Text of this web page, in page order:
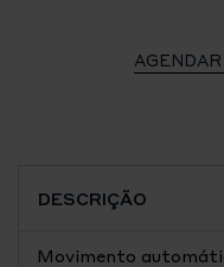
DESCRIÇÃO
Movimento